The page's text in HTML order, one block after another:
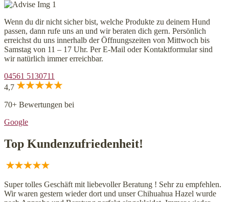
Wenn du dir nicht sicher bist, welche Produkte zu deinem Hund
passen, dann rufe uns an und wir beraten dich gern. Persönlich
erreichst du uns innerhalb der Öffnungszeiten von Mittwoch bis
Samstag von 11 – 17 Uhr. Per E-Mail oder Kontaktformular sind
wir natürlich immer erreichbar.
04561 5130711
4,7
70+ Bewertungen bei
Google
Top Kundenzufriedenheit!
Super tolles Geschäft mit liebevoller Beratung ! Sehr zu empfehlen.
Wir waren gestern wieder dort und unser Chihuahua Hazel wurde